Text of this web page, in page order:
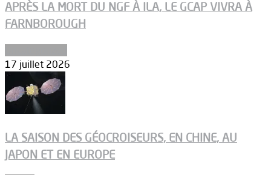
APRÈS LA MORT DU NGF À ILA, LE GCAP VIVRA À
FARNBOROUGH
17 juillet 2026
LA SAISON DES GÉOCROISEURS, EN CHINE, AU
JAPON ET EN EUROPE